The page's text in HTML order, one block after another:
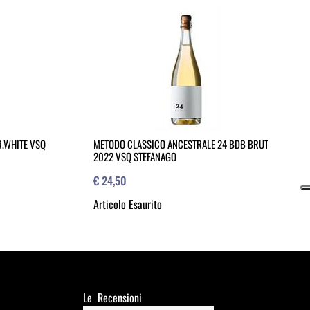
VSQ
METODO CLASSICO ANCESTRALE 24 BDB BRUT
2022 VSQ STEFANAGO
€ 24,50
Articolo Esaurito
Le Recensioni